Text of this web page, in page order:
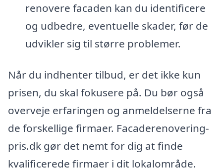
renovere facaden kan du identificere
og udbedre, eventuelle skader, før de
udvikler sig til større problemer.
Når du indhenter tilbud, er det ikke kun
prisen, du skal fokusere på. Du bør også
overveje erfaringen og anmeldelserne fra
de forskellige firmaer. Facaderenovering-
pris.dk gør det nemt for dig at finde
kvalificerede firmaer i dit lokalområde.